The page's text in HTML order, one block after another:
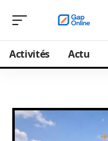
Activités Actu